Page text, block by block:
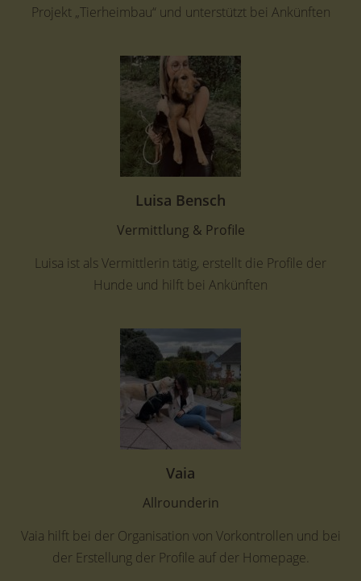
Projekt „Tierheimbau“ und unterstützt bei Ankünften
Luisa Bensch
Vermittlung & Profile
Luisa ist als Vermittlerin tätig, erstellt die Profile der
Hunde und hilft bei Ankünften
Vaia
Allrounderin
Vaia hilft bei der Organisation von Vorkontrollen und bei
der Erstellung der Profile auf der Homepage.